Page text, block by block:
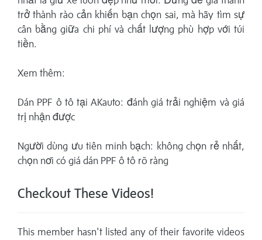
trở thành rào cản khiến bạn chọn sai, mà hãy tìm sự
cân bằng giữa chi phí và chất lượng phù hợp với túi
tiền.
Xem thêm:
Dán PPF ô tô tại AKauto: đánh giá trải nghiệm và giá
trị nhận được
Người dùng ưu tiên minh bạch: không chọn rẻ nhất,
chọn nơi có giá dán PPF ô tô rõ ràng
Checkout These Videos!
This member hasn't listed any of their favorite videos